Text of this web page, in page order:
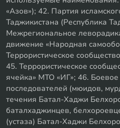
«Азов»); 42. Партия
Таджикистана (Республика
Межрегиональное
движение «Народная
Террористическое
45. Террористическое
ячейка» МТО «ИГ»; 46.
последователей (мюидов,
течения Батал-Хаджи
баталхаджинцев,
(устаза) Батал-Хаджи